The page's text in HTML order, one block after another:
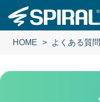
HOME よくある質問